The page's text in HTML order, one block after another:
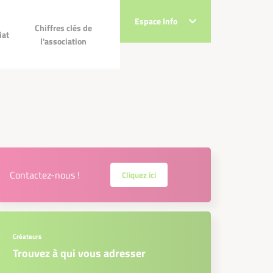
Chiffres clés de
l'association
Espace Info
Chiffres clés de
l'association
Espace Info
Contactez-nous ! Cliquez ici
Créateurs
Trouvez à qui vous adresser